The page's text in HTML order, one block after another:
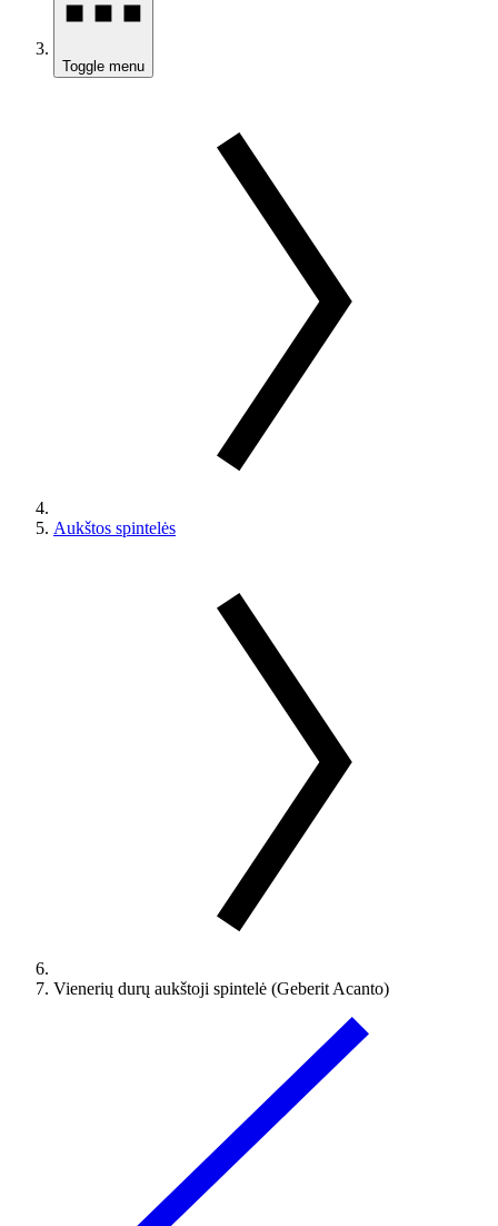
Toggle menu
Aukštos spintelės
Vienerių durų aukštoji spintelė (Geberit Acanto)